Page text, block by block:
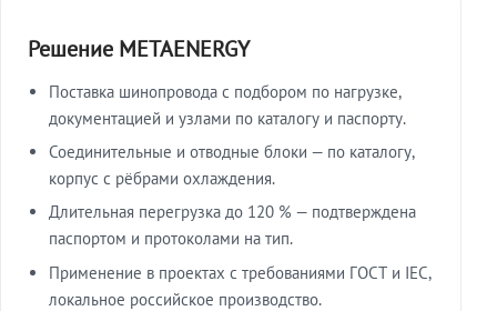
Решение METAENERGY
Поставка шинопровода с подбором по нагрузке,
документацией и узлами по каталогу и паспорту.
Соединительные и отводные блоки — по каталогу,
корпус с рёбрами охлаждения.
Длительная перегрузка до 120 % — подтверждена
паспортом и протоколами на тип.
Применение в проектах с требованиями ГОСТ и IEC,
локальное российское производство.